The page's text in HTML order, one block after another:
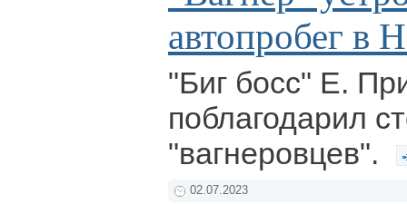
автопробег в
"Биг босс" Е.
поблагодарил
"вагнеровцев".
02.07.2023